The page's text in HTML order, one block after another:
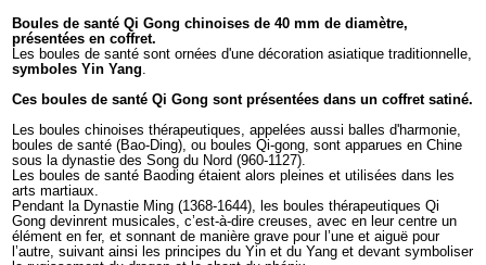
Boules de santé Qi Gong chinoises de 40 mm de diamètre,
présentées en coffret.
Les boules de santé sont ornées d'une décoration asiatique traditionnelle,
symboles Yin Yang.
Ces boules de santé Qi Gong sont présentées dans un coffret satiné.
Les boules chinoises thérapeutiques, appelées aussi balles d'harmonie,
boules de santé (Bao-Ding), ou boules Qi-gong, sont apparues en Chine
sous la dynastie des Song du Nord (960-1127).
Les boules de santé Baoding étaient alors pleines et utilisées dans les
arts martiaux.
Pendant la Dynastie Ming (1368-1644), les boules thérapeutiques Qi
Gong devinrent musicales, c’est-à-dire creuses, avec en leur centre un
élément en fer, et sonnant de manière grave pour l’une et aiguë pour
l’autre, suivant ainsi les principes du Yin et du Yang et devant symboliser